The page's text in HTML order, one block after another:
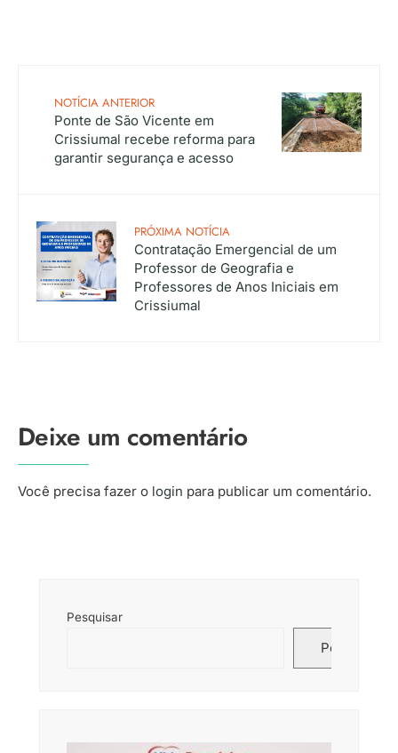
NOTÍCIA ANTERIOR
Ponte de São Vicente em
Crissiumal recebe reforma para
garantir segurança e acesso
PRÓXIMA NOTÍCIA
Contratação Emergencial de um
Professor de Geografia e
Professores de Anos Iniciais em
Crissiumal
Deixe um comentário
Você precisa fazer o login para publicar um comentário.
Pesquisar
Pesquisar